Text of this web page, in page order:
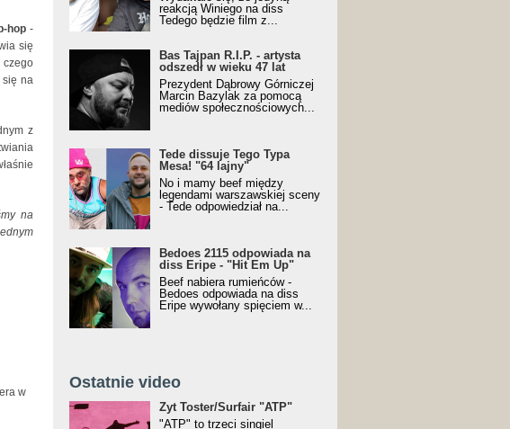
hop -
się
się na
z
na
w
reakcją Winiego na diss
Tedego będzie film z...
Bas Tajpan R.I.P. - artysta
odszedł w wieku 47 lat
Prezydent Dąbrowy Górniczej
Marcin Bazylak za pomocą
mediów społecznościowych...
Tede dissuje Tego Typa
Mesa! "64 lajny"
No i mamy beef między
legendami warszawskiej sceny
- Tede odpowiedział na...
Bedoes 2115 odpowiada na
diss Eripe - "Hit Em Up"
Beef nabiera rumieńców -
Bedoes odpowiada na diss
Eripe wywołany spięciem w...
Ostatnie video
Żyt Toster/SurfAir - ATP VIDEO
Żyt Toster/Surfair "ATP"
"ATP" to trzeci singiel